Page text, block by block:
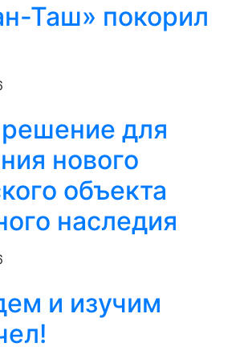
Таш» покорил
для
нового
объекта
наследия
и изучим